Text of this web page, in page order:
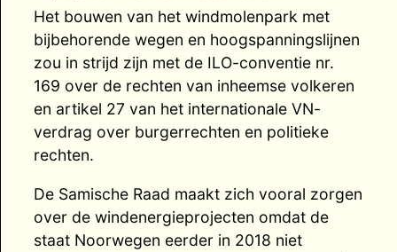
Het bouwen van het windmolenpark met
bijbehorende wegen en hoogspanningslijnen
zou in strijd zijn met de ILO-conventie nr.
169 over de rechten van inheemse volkeren
en artikel 27 van het internationale VN-
verdrag over burgerrechten en politieke
rechten.
De Samische Raad maakt zich vooral zorgen
over de windenergieprojecten omdat de
staat Noorwegen eerder in 2018 niet